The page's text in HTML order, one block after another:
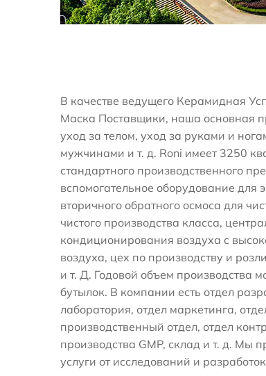
В качестве ведущего Керамидная
Маска Поставщики, наша основная
уход за телом, уход за руками и
мужчинами и т. д. Roni имеет 3250
стандартного производственного
вспомогательное оборудование для
вторичного обратного осмоса для
чистого производства класса,
кондиционирования воздуха с
воздуха, цех по производству и
и т. Д. Годовой объем производства
бутылок. В компании есть отдел
лаборатория, отдел маркетинга,
производственный отдел, отдел
производства GMP, склад и т. д. Мы
услуги от исследований и